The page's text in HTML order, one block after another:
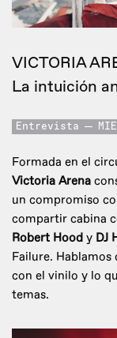
VICTORIA
La intuición
Entrevista
Formada en el
Victoria Arena
un compromiso
compartir cabina
Robert Hood y DJ
Failure.
con el vinilo y lo
temas.